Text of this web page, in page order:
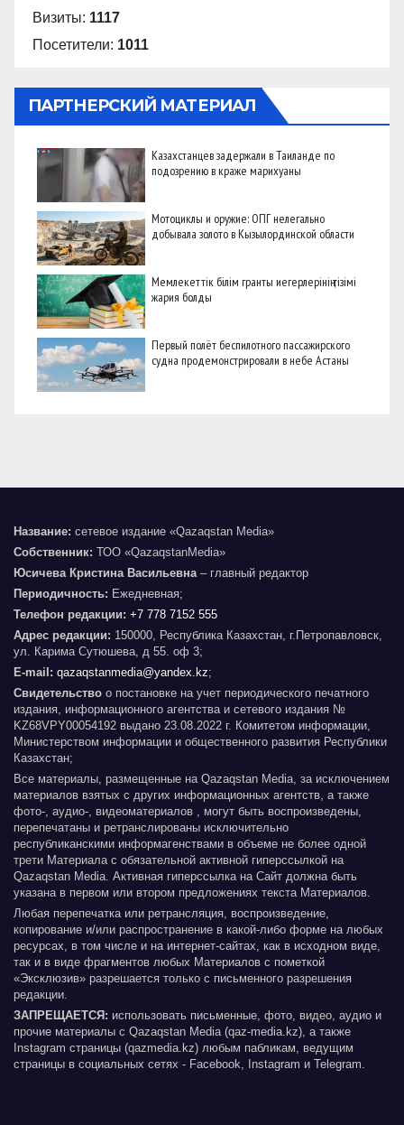
Визиты: 1117
Посетители: 1011
ПАРТНЕРСКИЙ МАТЕРИАЛ
Казахстанцев задержали в Таиланде по
подозрению в краже марихуаны
Мотоциклы и оружие: ОПГ нелегально
добывала золото в Кызылординской области
Мемлекеттік білім гранты иегерлерінің тізімі
жария болды
Первый полёт беспилотного пассажирского
судна продемонстрировали в небе Астаны
Название: сетевое издание «Qazaqstan Media»
Собственник: ТОО «QazaqstanMedia»
Юсичева Кристина Васильевна– главный редактор
Периодичность: Ежедневная;
Телефон редакции: +7 778 7152 555
Адрес редакции: 150000, Республика Казахстан, г.Петропавловск,
ул. Карима Сутюшева, д 55. оф 3;
E-mail: qazaqstanmedia@yandex.kz;
Свидетельство о постановке на учет периодического печатного
издания, информационного агентства и сетевого издания №
KZ68VPY00054192 выдано 23.08.2022 г. Комитетом информации,
Министерством информации и общественного развития Республики
Казахстан;
Все материалы, размещенные на Qazaqstan Media, за исключением
материалов взятых с других информационных агентств, а также
фото-, аудио-, видеоматериалов , могут быть воспроизведены,
перепечатаны и ретранслированы исключительно
республиканскими информагенствами в объеме не более одной
трети Материала с обязательной активной гиперссылкой на
Qazaqstan Media. Активная гиперссылка на Сайт должна быть
указана в первом или втором предложениях текста Материалов.
Любая перепечатка или ретрансляция, воспроизведение,
копирование и/или распространение в какой-либо форме на любых
ресурсах, в том числе и на интернет-сайтах, как в исходном виде,
так и в виде фрагментов любых Материалов с пометкой
«Эксклюзив» разрешается только с письменного разрешения
редакции.
ЗАПРЕЩАЕТСЯ: использовать письменные, фото, видео, аудио и
прочие материалы с Qazaqstan Media (qaz-media.kz), а также
Instagram страницы (qazmedia.kz) любым пабликам, ведущим
страницы в социальных сетях - Facebook, Instagram и Telegram.